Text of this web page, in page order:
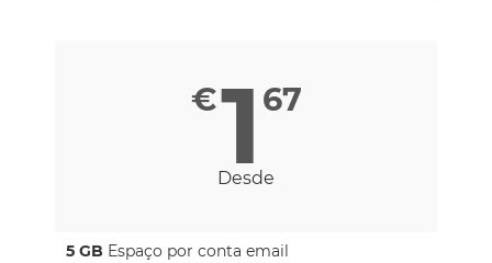
€1 67
Desde
5 GB Espaço por conta email​